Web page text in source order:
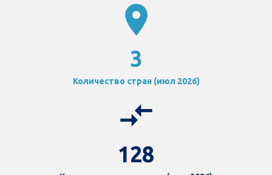
location_on
3
Количество стран (июл 2026)
compare_arrows
128